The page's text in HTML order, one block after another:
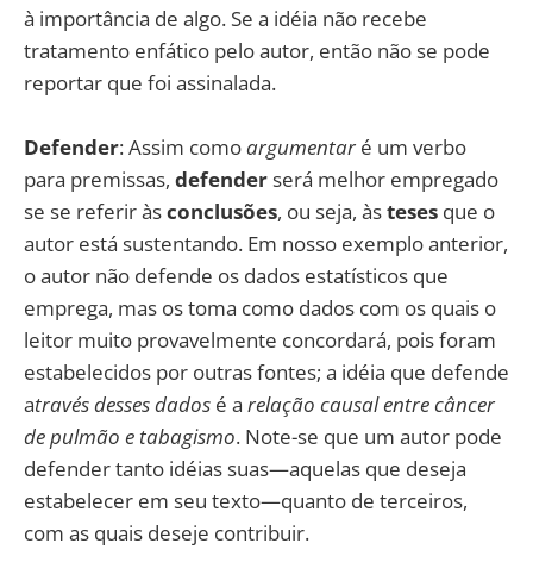
à importância de algo. Se a idéia não recebe
tratamento enfático pelo autor, então não se pode
reportar que foi assinalada.
Defender: Assim comoargumentaré um verbo
para premissas, defenderserá melhor empregado
se se referir àsconclusões, ou seja, àsteses que o
autor está sustentando. Em nosso exemplo anterior,
o autor não defende os dados estatísticos que
emprega, mas os toma como dados com os quais o
leitor muito provavelmente concordará, pois foram
estabelecidos por outras fontes; a idéia que defende
através desses dados é a relação causal entre câncer
de pulmão e tabagismo. Note-se que um autor pode
defender tanto idéias suas—aquelas que deseja
estabelecer em seu texto—quanto de terceiros,
com as quais deseje contribuir.